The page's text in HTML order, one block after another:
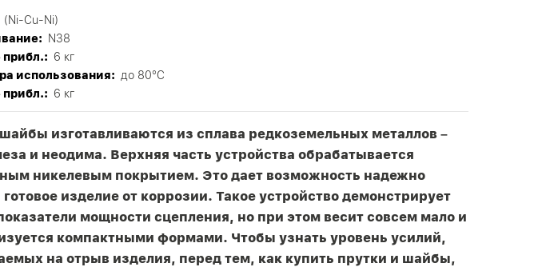
(Ni-Cu-Ni)
N38
прибл.: 6 кг
использования: до 80°C
прибл.: 6 кг
изготавливаются из сплава редкоземельных металлов –
и неодима. Верхняя часть устройства обрабатывается
никелевым покрытием. Это дает возможность надежно
изделие от коррозии. Такое устройство демонстрирует
мощности сцепления, но при этом весит совсем мало и
компактными формами. Чтобы узнать уровень усилий,
на отрыв изделия, перед тем, как купить прутки и шайбы,